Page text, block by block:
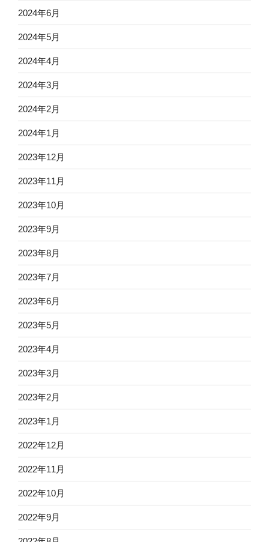
2024年6月
2024年5月
2024年4月
2024年3月
2024年2月
2024年1月
2023年12月
2023年11月
2023年10月
2023年9月
2023年8月
2023年7月
2023年6月
2023年5月
2023年4月
2023年3月
2023年2月
2023年1月
2022年12月
2022年11月
2022年10月
2022年9月